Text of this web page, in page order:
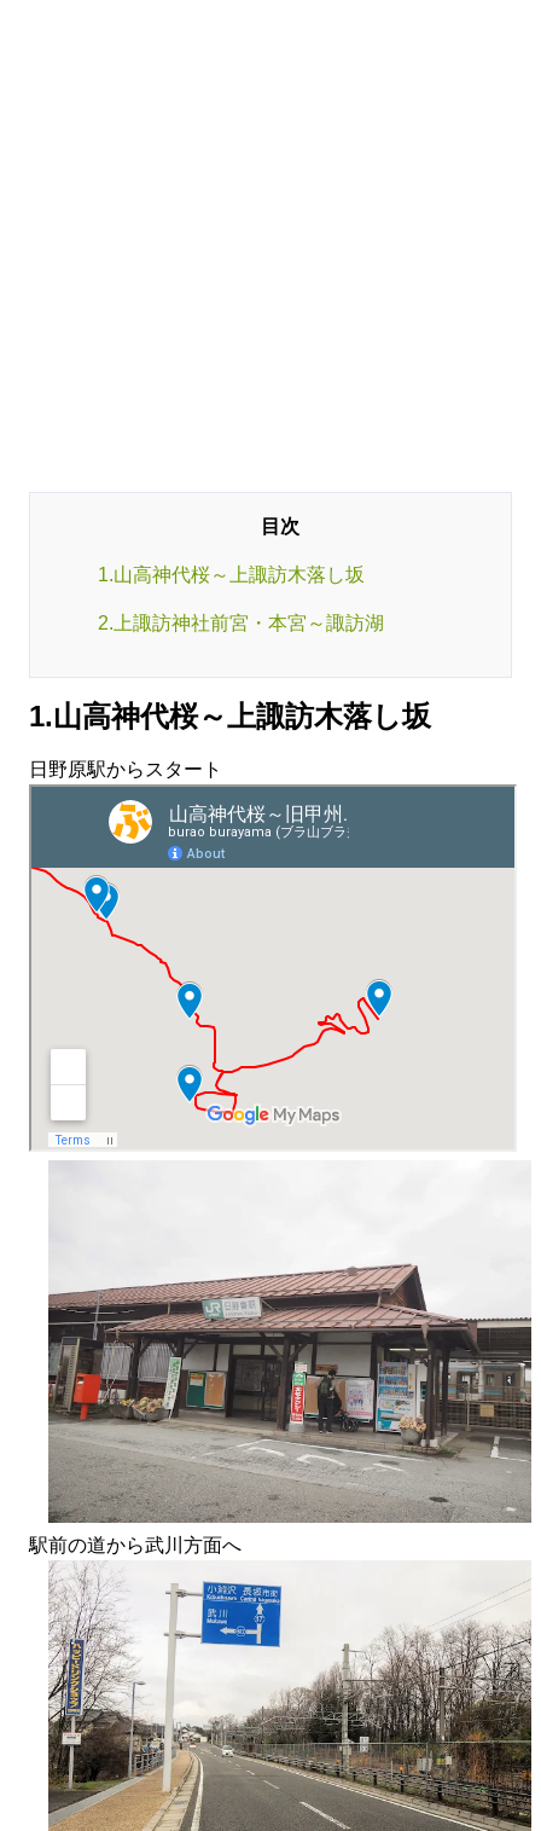
1.山高神代桜～上諏訪木落し坂
2.上諏訪神社前宮・本宮～諏訪湖
1.山高神代桜～上諏訪木落し坂
日野原駅からスタート
駅前の道から武川方面へ